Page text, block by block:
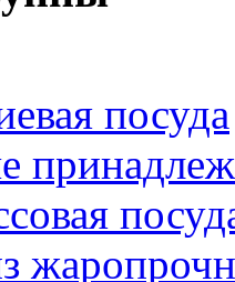
посуда